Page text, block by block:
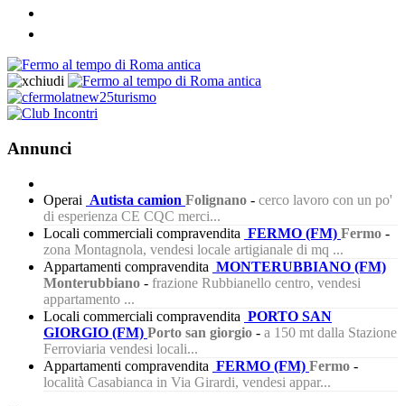
Annunci
Operai Autista camion Folignano - cerco lavoro con un po'
di esperienza CE CQC merci...
Locali commerciali compravendita FERMO (FM) Fermo -
zona Montagnola, vendesi locale artigianale di mq ...
Appartamenti compravendita MONTERUBBIANO (FM)
Monterubbiano - frazione Rubbianello centro, vendesi
appartamento ...
Locali commerciali compravendita PORTO SAN
GIORGIO (FM) Porto san giorgio - a 150 mt dalla Stazione
Ferroviaria vendesi locali...
Appartamenti compravendita FERMO (FM) Fermo -
località Casabianca in Via Girardi, vendesi appar...